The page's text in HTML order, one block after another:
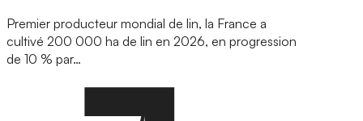
Premier producteur mondial de lin, la France a
cultivé 200 000 ha de lin en 2026, en progression
de 10 % par…